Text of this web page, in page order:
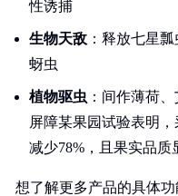
性诱捕
生物天敌 ：释放七星
蚜虫
植物驱虫 ：间作薄荷
屏障某果园试验表明
减少78%，且果实品质
想了解更多产品的具体